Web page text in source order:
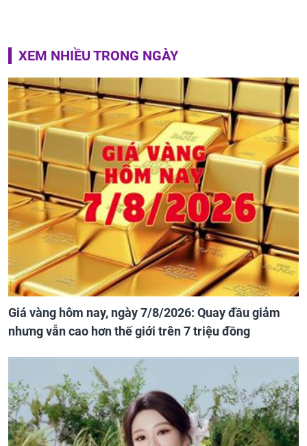
XEM NHIỀU TRONG NGÀY
Giá vàng hôm nay, ngày 7/8/2026: Quay đầu giảm
nhưng vẫn cao hơn thế giới trên 7 triệu đồng